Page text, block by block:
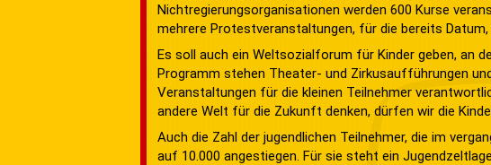
Nichtregierungsorganisationen werden 600 Kurse
mehrere Protestveranstaltungen, für die bereits
Es soll auch ein Weltsozialforum für Kinder geben, an
Programm stehen Theater- und Zirkusaufführungen
Veranstaltungen für die kleinen Teilnehmer
andere Welt für die Zukunft denken, dürfen wir die
Auch die Zahl der jugendlichen Teilnehmer, die im
auf 10.000 angestiegen. Für sie steht ein